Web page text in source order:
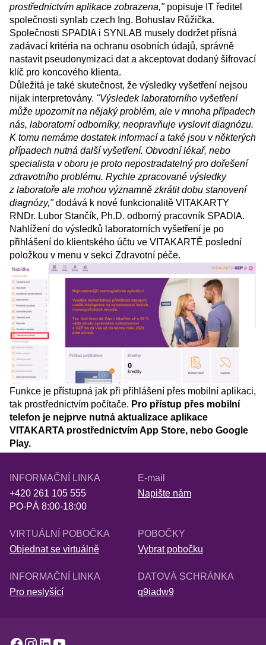
prostřednictvím aplikace zobrazena,"popisuje IT ředitel
společnosti synlab czech Ing. Bohuslav Růžička.
Společnosti SPADIA i SYNLAB musely dodržet přísná
zadávací kritéria na ochranu osobních údajů, správně
nastavit pseudonymizaci dat a akceptovat dodaný šifrovací
klíč pro koncového klienta.
Důležitá je také skutečnost, že výsledky vyšetření nejsou
nijak interpretovány. "Výsledek laboratorního vyšetření
může upozornit na nějaký problém, ale v mnoha případech
nás, laboratorní odborníky, neopravňuje vyslovit diagnózu.
K tomu nemáme dostatek informací a také jsou v některých
případech nutná další vyšetření. Obvodní lékař, nebo
specialista v oboru je proto nepostradatelný pro dořešení
zdravotního problému. Rychle zpracované výsledky
z laboratoře ale mohou významně zkrátit dobu stanovení
diagnózy,"dodává k nové funkcionalitě VITAKARTY
RNDr. Lubor Stančík, Ph.D. odborný pracovník SPADIA.
Nahlížení do výsledků laboratorních vyšetření je po
přihlášení do klientského účtu ve VITAKARTĚ poslední
položkou v menu v sekci Zdravotní péče.
Funkce je přístupná jak při přihlášení přes mobilní aplikaci,
tak prostřednictvím počítače. Pro přístup přes mobilní
telefon je nejprve nutná aktualizace aplikace
VITAKARTA prostřednictvím App Store, nebo Google
Play.
INFORMAČNÍ LINKA
+420 261 105 555
PO-PÁ 8:00-18:00
E-mail
Napište nám
VIRTUÁLNÍ POBOČKA
Objednat se virtuálně
POBOČKY
Vybrat pobočku
INFORMAČNÍ LINKA
Pro neslyšící
DATOVÁ SCHRÁNKA
q9iadw9